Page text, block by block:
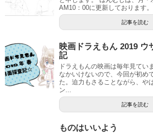
AM10：00に更新しております。
記事を読む
映画ドラえもん 2019 ウ
記
ドラえもんの映画は毎年見てい
なかいけないので、今回が初め
た。迫力もさることながら、や
ン...
記事を読む
ものはいいよう